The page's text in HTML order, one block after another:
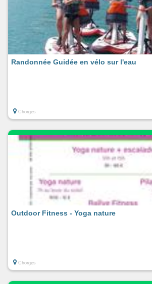
Randonnée Guidée en vélo sur l'eau
Chorges
Outdoor Fitness - Yoga nature
Chorges